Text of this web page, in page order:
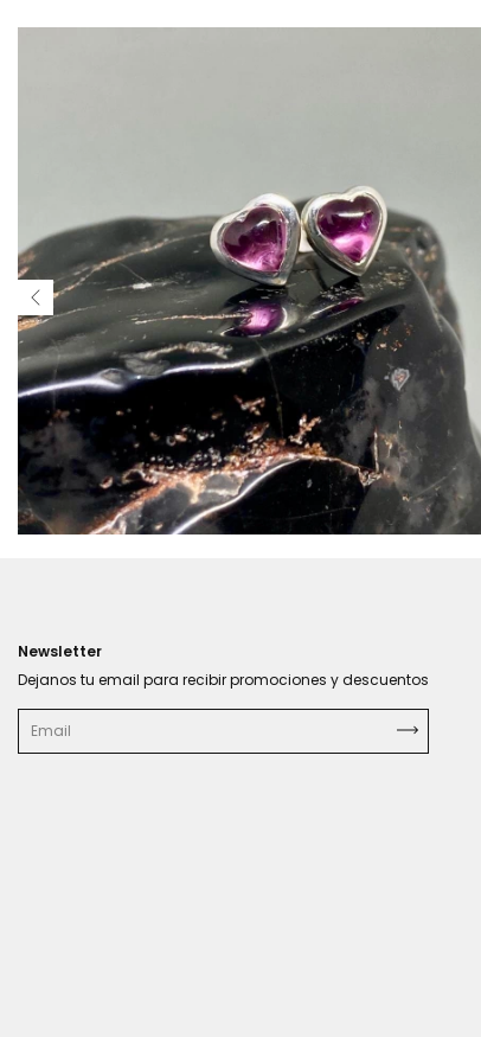
$282.510
Newsletter
Dejanos tu email para recibir promociones y descuentos